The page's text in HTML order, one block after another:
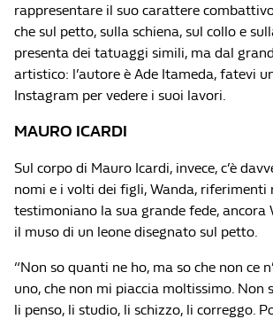
rappresentare il suo carattere
che sul petto, sulla schiena, sul collo e
presenta dei tatuaggi simili, ma dal
artistico: l’autore è Ade Itameda, fatevi
Instagram per vedere i suoi lavori.
MAURO ICARDI
Sul corpo di Mauro Icardi, invece, c’è
nomi e i volti dei figli, Wanda, riferimenti
testimoniano la sua grande fede, ancora
il muso di un leone disegnato sul petto.
“Non so quanti ne ho, ma so che non ce
uno, che non mi piaccia moltissimo. Non
li penso, li studio, li schizzo, li correggo.